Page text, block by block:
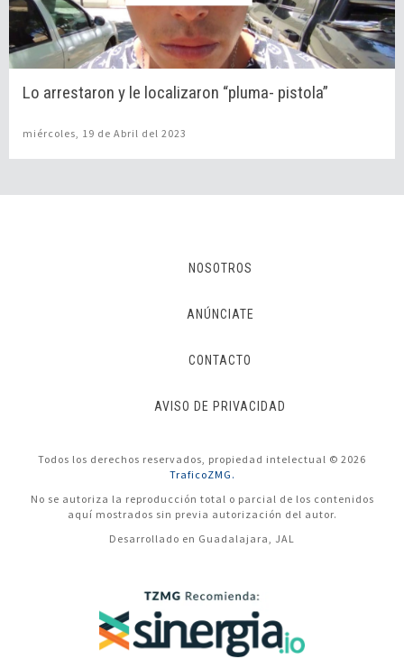
Lo arrestaron y le localizaron “pluma- pistola”
miércoles, 19 de Abril del 2023
NOSOTROS
ANÚNCIATE
CONTACTO
AVISO DE PRIVACIDAD
Todos los derechos reservados, propiedad intelectual © 2026
TraficoZMG.
No se autoriza la reproducción total o parcial de los contenidos
aquí mostrados sin previa autorización del autor.
Desarrollado en Guadalajara, JAL